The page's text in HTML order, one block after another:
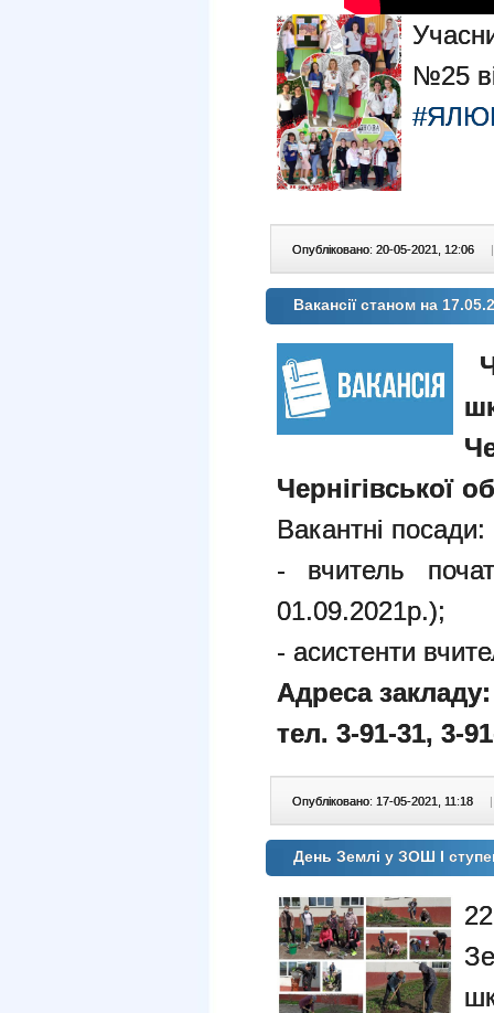
№25
Опубліковано: 20-05-2021, 12:06 |
Вакансії станом на
Чернігівської
Вакантні посади:
- вчитель
01.09.2021р.);
- асистенти
Адреса
тел. 3-91-31, 3-
Опубліковано: 17-05-2021, 11:18 |
День Землі у ЗОШ І